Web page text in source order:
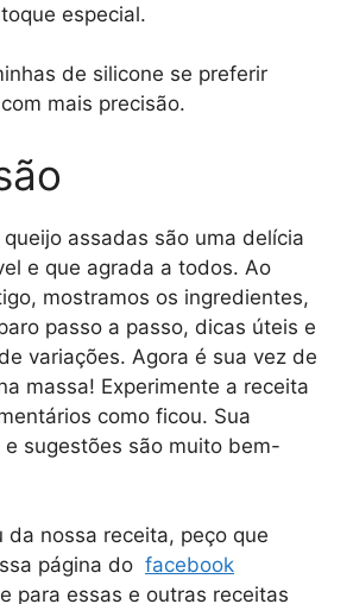
especial.
de silicone se preferir
mais precisão.
assadas são uma delícia
e que agrada a todos. Ao
mostramos os ingredientes,
passo a passo, dicas úteis e
variações. Agora é sua vez de
massa! Experimente a receita
como ficou. Sua
e sugestões são muito bem-
da nossa receita, peço que
página do facebook
para essas e outras receitas